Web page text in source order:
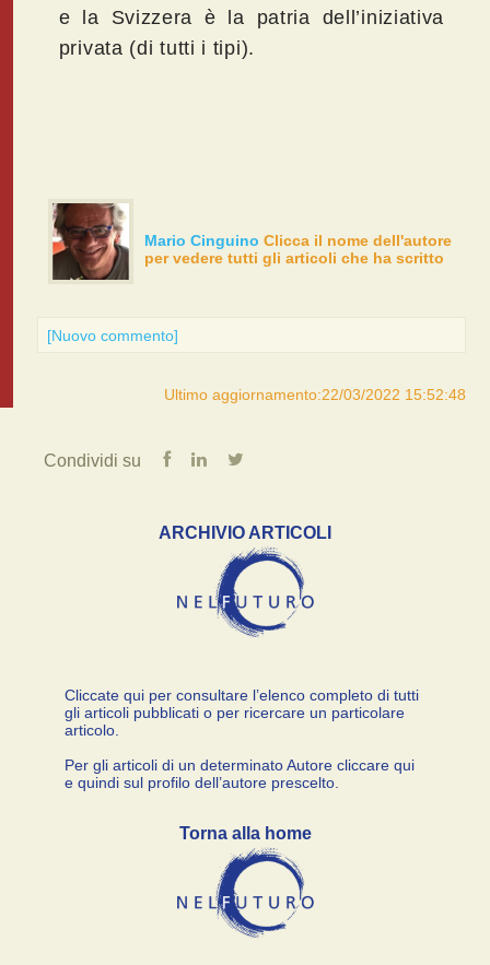
e la Svizzera è la patria dell’iniziativa
privata (di tutti i tipi).
Mario Cinguino Clicca il nome dell'autore
per vedere tutti gli articoli che ha scritto
[Nuovo commento]
Ultimo aggiornamento:22/03/2022 15:52:48
Condividi su
ARCHIVIO ARTICOLI
Cliccate qui per consultare l’elenco completo di tutti
gli articoli pubblicati o per ricercare un particolare
articolo.
Per gli articoli di un determinato Autore cliccare qui
e quindi sul profilo dell’autore prescelto.
Torna alla home